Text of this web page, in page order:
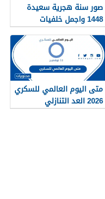
صور سنة هجرية سعيدة
1448 واجمل خلفيات
ورمزيات العام الجديد
متى اليوم العالمي للسكري
2026 العد التنازلي